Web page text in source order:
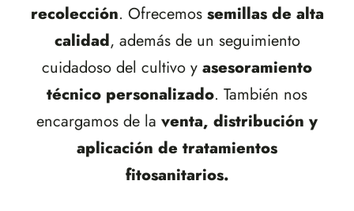
recolección. Ofrecemos semillas de alta
calidad, además de un seguimiento
cuidadoso del cultivo y asesoramiento
técnico personalizado. También nos
encargamos de la venta, distribución y
aplicación de tratamientos
fitosanitarios.